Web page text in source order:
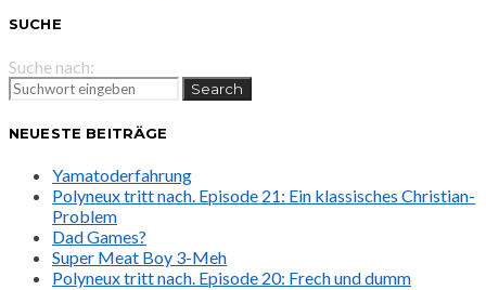
SUCHE
Suche nach:
Search
NEUESTE BEITRÄGE
Yamatoderfahrung
Polyneux tritt nach. Episode 21: Ein klassisches Christian-
Problem
Dad Games?
Super Meat Boy 3-Meh
Polyneux tritt nach. Episode 20: Frech und dumm